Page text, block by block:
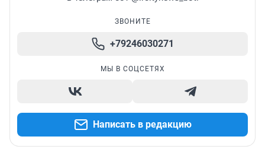
ЗВОНИТЕ
+79246030271
МЫ В СОЦСЕТЯХ
Написать в редакцию